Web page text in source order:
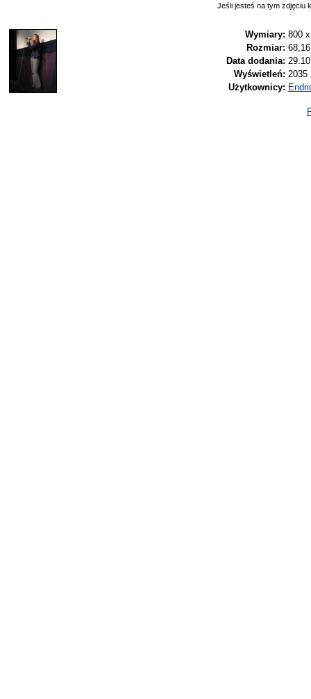
Jeśli jesteś na tym zdjęciu
Wymiary: 800
Rozmiar:
Data dodania:
Wyświetleń: 2035
Użytkownicy: